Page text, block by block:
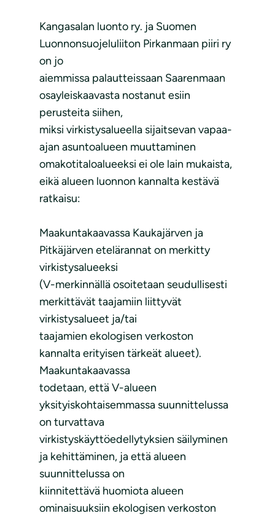
Kangasalan luonto ry. ja Suomen
Luonnonsuojeluliiton Pirkanmaan piiri ry
on jo
aiemmissa palautteissaan Saarenmaan
osayleiskaavasta nostanut esiin
perusteita siihen,
miksi virkistysalueella sijaitsevan vapaa-
ajan asuntoalueen muuttaminen
omakotitaloalueeksi ei ole lain mukaista,
eikä alueen luonnon kannalta kestävä
ratkaisu:
Maakuntakaavassa Kaukajärven ja
Pitkäjärven etelärannat on merkitty
virkistysalueeksi
(V-merkinnällä osoitetaan seudullisesti
merkittävät taajamiin liittyvät
virkistysalueet ja/tai
taajamien ekologisen verkoston
kannalta erityisen tärkeät alueet).
Maakuntakaavassa
todetaan, että V-alueen
yksityiskohtaisemmassa suunnittelussa
on turvattava
virkistyskäyttöedellytyksien säilyminen
ja kehittäminen, ja että alueen
suunnittelussa on
kiinnitettävä huomiota alueen
ominaisuuksiin ekologisen verkoston